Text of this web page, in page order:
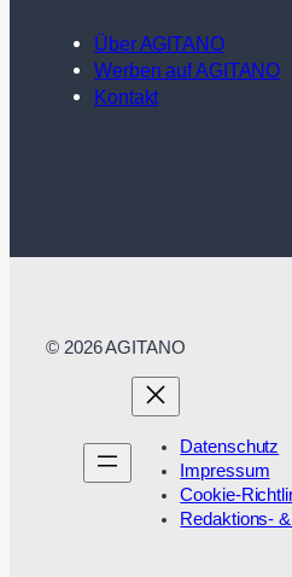
Über AGITANO
Werben auf AGITANO
Kontakt
© 2026 AGITANO
Datenschutz
Impressum
Cookie-
Redaktions-